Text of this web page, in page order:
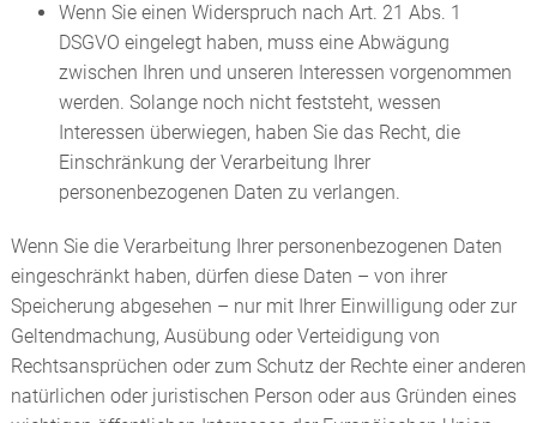
Wenn Sie einen Widerspruch nach Art. 21 Abs. 1
DSGVO eingelegt haben, muss eine Abwägung
zwischen Ihren und unseren Interessen vorgenommen
werden. Solange noch nicht feststeht, wessen
Interessen überwiegen, haben Sie das Recht, die
Einschränkung der Verarbeitung Ihrer
personenbezogenen Daten zu verlangen.
Wenn Sie die Verarbeitung Ihrer personenbezogenen Daten
eingeschränkt haben, dürfen diese Daten – von ihrer
Speicherung abgesehen – nur mit Ihrer Einwilligung oder zur
Geltendmachung, Ausübung oder Verteidigung von
Rechtsansprüchen oder zum Schutz der Rechte einer anderen
natürlichen oder juristischen Person oder aus Gründen eines